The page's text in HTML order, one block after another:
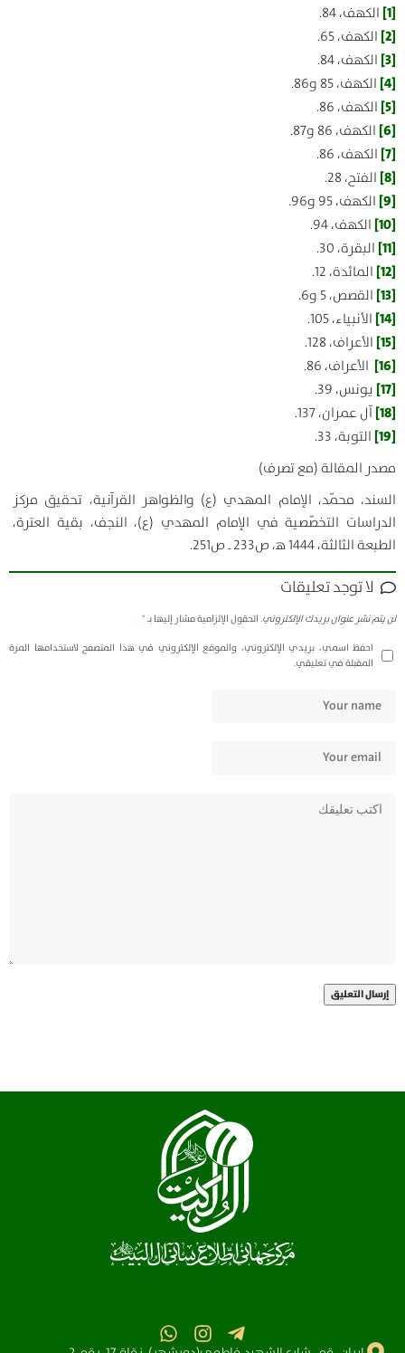
[1] الكهف، 84.
[2] الكهف، 65.
[3] الكهف، 84.
[4] الكهف، 85 و86.
[5] الكهف، 86.
[6] الكهف، 86 و87.
[7] الكهف، 86.
[8] الفتح، 28.
[9] الكهف، 95 و96.
[10] الكهف، 94.
[11] البقرة، 30.
[12] المائدة، 12.
[13] القصص، 5 و6.
[14] الأنبياء، 105.
[15] الأعراف، 128.
[16] الأعراف، 86.
[17] يونس، 39.
[18] آل عمران، 137.
[19]
التوبة، 33.
مصدر المقالة (مع تصرف)
السند، محمّد، الإمام المهدي (ع) والظواهر القرآنية، تحقيق مركز
الدراسات التخصّصية في الإمام المهدي (ع)، النجف، بقية العترة،
الطبعة الثالثة، 1444 ه‍، ص233 ـ ص251.
لا توجد تعليقات
لن يتم نشر عنوان بريدك الإلكتروني.الحقول الإلزامية مشار إليها بـ*
احفظ اسمي، بريدي الإلكتروني، والموقع الإلكتروني في هذا المتصفح لاستخدامها المرة
المقبلة في تعليقي.